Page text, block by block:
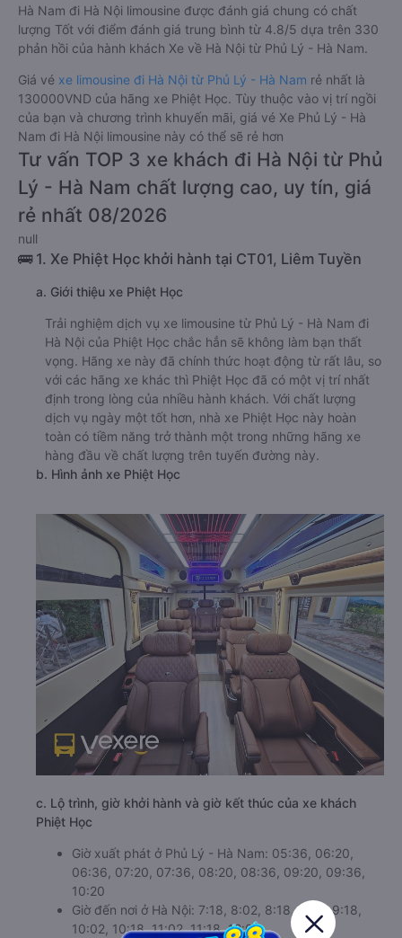
Hà Nam đi Hà Nội limousine được đánh giá chung có chất
lượng Tốt với điểm đánh giá trung bình từ 4.8/5 dựa trên 330
phản hồi của hành khách Xe về Hà Nội từ Phủ Lý - Hà Nam.
Giá vé xe limousine đi Hà Nội từ Phủ Lý - Hà Nam rẻ nhất là
130000VND của hãng xe Phiệt Học. Tùy thuộc vào vị trí ngồi
của bạn và chương trình khuyến mãi, giá vé Xe Phủ Lý - Hà
Nam đi Hà Nội limousine này có thể sẽ rẻ hơn
Tư vấn TOP 3 xe khách đi Hà Nội từ Phủ
Lý - Hà Nam chất lượng cao, uy tín, giá
rẻ nhất 08/2026
null
🚌 1. Xe Phiệt Học khởi hành tại CT01, Liêm Tuyền
a. Giới thiệu xe Phiệt Học
Trải nghiệm dịch vụ xe limousine từ Phủ Lý - Hà Nam đi
Hà Nội của Phiệt Học chắc hẳn sẽ không làm bạn thất
vọng. Hãng xe này đã chính thức hoạt động từ rất lâu, so
với các hãng xe khác thì Phiệt Học đã có một vị trí nhất
định trong lòng của nhiều hành khách. Với chất lượng
dịch vụ ngày một tốt hơn, nhà xe Phiệt Học này hoàn
toàn có tiềm năng trở thành một trong những hãng xe
hàng đầu về chất lượng trên tuyến đường này.
b. Hình ảnh xe Phiệt Học
c. Lộ trình, giờ khởi hành và giờ kết thúc của xe khách
Phiệt Học
Giờ xuất phát ở Phủ Lý - Hà Nam: 05:36, 06:20,
06:36, 07:20, 07:36, 08:20, 08:36, 09:20, 09:36,
10:20
Giờ đến nơi ở Hà Nội: 7:18, 8:02, 8:18, 9:02, 9:18,
10:02, 10:18, 11:02, 11:18, 12:02